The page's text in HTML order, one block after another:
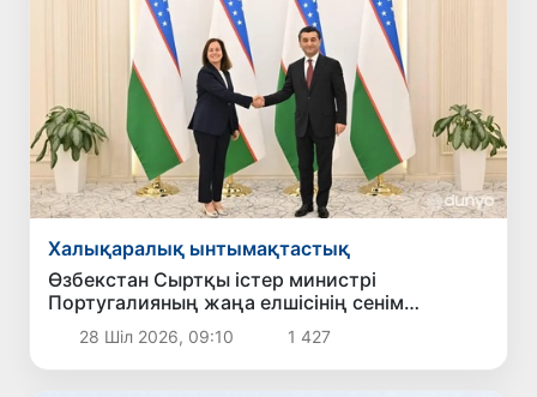
Халықаралық ынтымақтастық
Өзбекстан Сыртқы істер министрі
Португалияның жаңа елшісінің сенім
грамоталарын қабылдады
28 Шіл 2026, 09:10 1 427